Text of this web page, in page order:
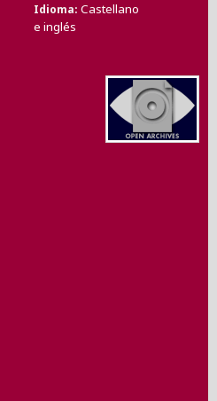
Idioma Castellano
e inglés